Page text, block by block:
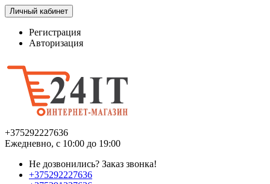
Личный кабинет
Регистрация
Авторизация
+375292227636
Ежедневно, с 10:00 до 19:00
Не дозвонились? Заказ звонка!
+375292227636